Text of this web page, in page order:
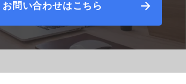
お問い合わせはこちら